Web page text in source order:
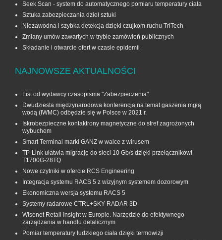
Seek Scan - system do automatycznego pomiaru temperatury ciała
Sztuka zabezpieczania dzieł sztuki
Niezawodna i szybka detekcja dzięki czujkom ruchu TriTech
Zmiany umów zawartych w trybie zamówień publicznych
Składanie i otwarcie ofert w czasie epidemii
NAJNOWSZE AKTUALNOŚCI
List od wydawcy czasopisma "Zabezpieczenia"
Dwudziesta międzynarodowa konferencja na temat gaszenia mgłą
wodą (IWMC) odbędzie się w Polsce w 2021 r.
Iskrobezpieczne kontaktrony magnetyczne do stref zagrożonych
wybuchem
Smart Terminal marki GANZ w walce z wirusem
TP-Link ułatwia migrację do sieci 10 Gb/s dzięki przełącznikowi
T1700G‑28TQ
Nowe czytniki w ofercie RCS Engineering
Integracja systemu RACS 5 z wizyjnym systemem dozorowym
Ekonomiczna wersja systemu RACS 5
Systemy radarowe CTRL+SKY RADAR 3D
Wisenet Retail Insight w Europie. Narzędzie do efektywnego
zarządzania w handlu detalicznym
Pomiar temperatury ludzkiego ciała dzięki termowizji